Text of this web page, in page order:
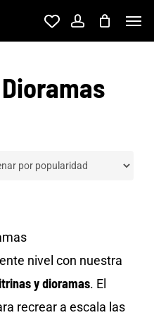
account
nivel con nuestra
y dioramas. El
recrear a escala las